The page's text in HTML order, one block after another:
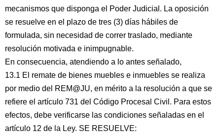
mecanismos que disponga el Poder Judicial. La oposición
se resuelve en el plazo de tres (3) días hábiles de
formulada, sin necesidad de correr traslado, mediante
resolución motivada e inimpugnable.
En consecuencia, atendiendo a lo antes señalado,
13.1 El remate de bienes muebles e inmuebles se realiza
por medio del REM@JU, en mérito a la resolución a que se
refiere el artículo 731 del Código Procesal Civil. Para estos
efectos, debe verificarse las condiciones señaladas en el
artículo 12 de la Ley. SE RESUELVE: